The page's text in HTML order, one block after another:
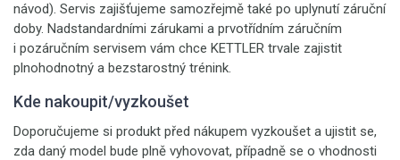
návod). Servis zajišťujeme samozřejmě také po uplynutí záruční
doby. Nadstandardními zárukami a prvotřídním záručním
i pozáručním servisem vám chce KETTLER trvale zajistit
plnohodnotný a bezstarostný trénink.
Kde nakoupit/vyzkoušet
Doporučujeme si produkt před nákupem vyzkoušet a ujistit se,
zda daný model bude plně vyhovovat, případně se o vhodnosti